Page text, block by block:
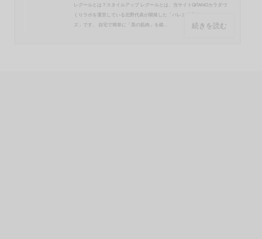
レグールとは？スタイルアップ レグールとは、当サイトQITANOカラダづ
くりラボを運営している北野代表が開発した「バレエ式骨盤エクササイ
ズ」です。 自宅で簡単に「美の筋肉」を鍛...
続きを読む